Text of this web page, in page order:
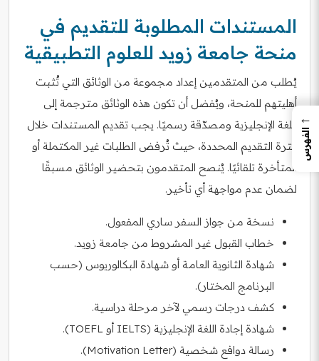
المستندات المطلوبة للتقديم في
منحة جامعة زويد للعلوم التطبيقية
يُطلب من المتقدمين إعداد مجموعة من الوثائق التي تُثبت
أهليتهم للمنحة، ويُفضل أن تكون هذه الوثائق مترجمة إلى
اللغة الإنجليزية ومصدّقة رسميًا. يجب تقديم المستندات خلال
فترة التقديم المحددة، حيث تُرفض الطلبات غير المكتملة أو
المتأخرة تلقائيًا. يُنصح المتقدمون بتحضير الوثائق مسبقًا
لضمان عدم مواجهة أي تأخير.
نسخة من جواز السفر ساري المفعول.
خطاب القبول غير المشروط من جامعة زويد.
شهادة الثانوية العامة أو شهادة البكالوريوس (حسب
البرنامج المختار).
كشف درجات رسمي لآخر مرحلة دراسية.
شهادة إجادة اللغة الإنجليزية (IELTS أو TOEFL).
رسالة دوافع شخصية (Motivation Letter).
←
الفهرس